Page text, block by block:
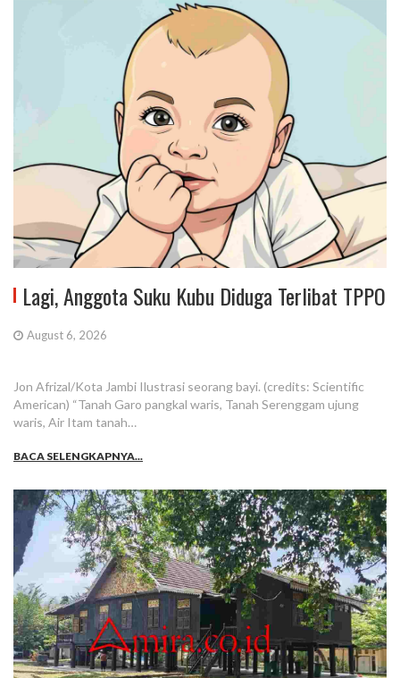
Lagi, Anggota Suku Kubu Diduga Terlibat TPPO
August 6, 2026
Jon Afrizal/Kota Jambi Ilustrasi seorang bayi. (credits: Scientific
American) “Tanah Garo pangkal waris, Tanah Serenggam ujung
waris, Air Itam tanah…
BACA SELENGKAPNYA...